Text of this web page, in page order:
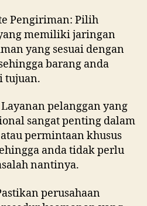
Pengiriman: Pilih
memiliki jaringan
yang sesuai dengan
barang anda
tujuan.
pelanggan yang
sangat penting dalam
permintaan khusus
anda tidak perlu
nantinya.
perusahaan